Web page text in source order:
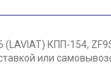
КПП-154,
или